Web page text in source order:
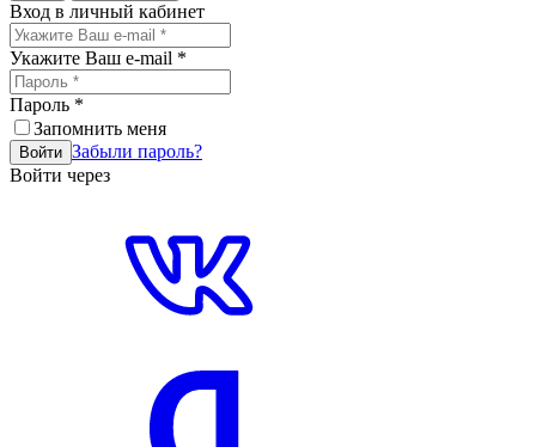
Вход в личный кабинет
Укажите Ваш e-mail *
Пароль *
Запомнить меня
Войти Забыли пароль?
Войти через